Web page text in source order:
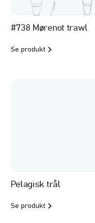
#738 Mørenot trawl
Se produkt
Pelagisk trål
Se produkt